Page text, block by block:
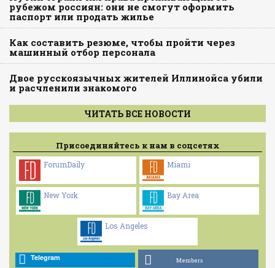
рубежом россиян: они не смогут оформить
паспорт или продать жилье
Как составить резюме, чтобы пройти через
машинный отбор персонала
Двое русскоязычных жителей Иллинойса убили
и расчленили знакомого
ЧИТАТЬ ВСЕ НОВОСТИ
Присоединяйтесь к нам в соцсетях
ForumDaily Miami
New York Bay Area
Los Angeles
Telegram Members